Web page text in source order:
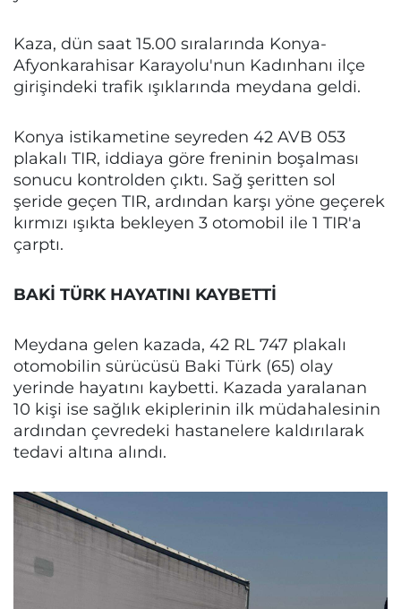
Kaza, dün saat 15.00 sıralarında Konya-
Afyonkarahisar Karayolu'nun Kadınhanı ilçe
girişindeki trafik ışıklarında meydana geldi.
Konya istikametine seyreden 42 AVB 053
plakalı TIR, iddiaya göre freninin boşalması
sonucu kontrolden çıktı. Sağ şeritten sol
şeride geçen TIR, ardından karşı yöne geçerek
kırmızı ışıkta bekleyen 3 otomobil ile 1 TIR'a
çarptı.
BAKİ TÜRK HAYATINI KAYBETTİ
Meydana gelen kazada, 42 RL 747 plakalı
otomobilin sürücüsü Baki Türk (65) olay
yerinde hayatını kaybetti. Kazada yaralanan
10 kişi ise sağlık ekiplerinin ilk müdahalesinin
ardından çevredeki hastanelere kaldırılarak
tedavi altına alındı.